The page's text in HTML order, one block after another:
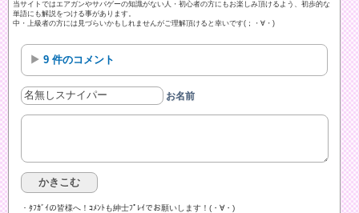
当サイトではエアガンやサバゲーの知識がない人・初心者の方にもお楽しみ頂けるよう、初歩的な
単語にも解説をつける事があります。
中・上級者の方には見づらいかもしれませんがご理解頂けると幸いです(；・∀・)
9 件のコメント
お名前
・ﾀﾌｶﾞｲの皆様へ！ｺﾒﾝﾄも紳士ﾌﾟﾚｲでお願いします！(・∀・)ゞ